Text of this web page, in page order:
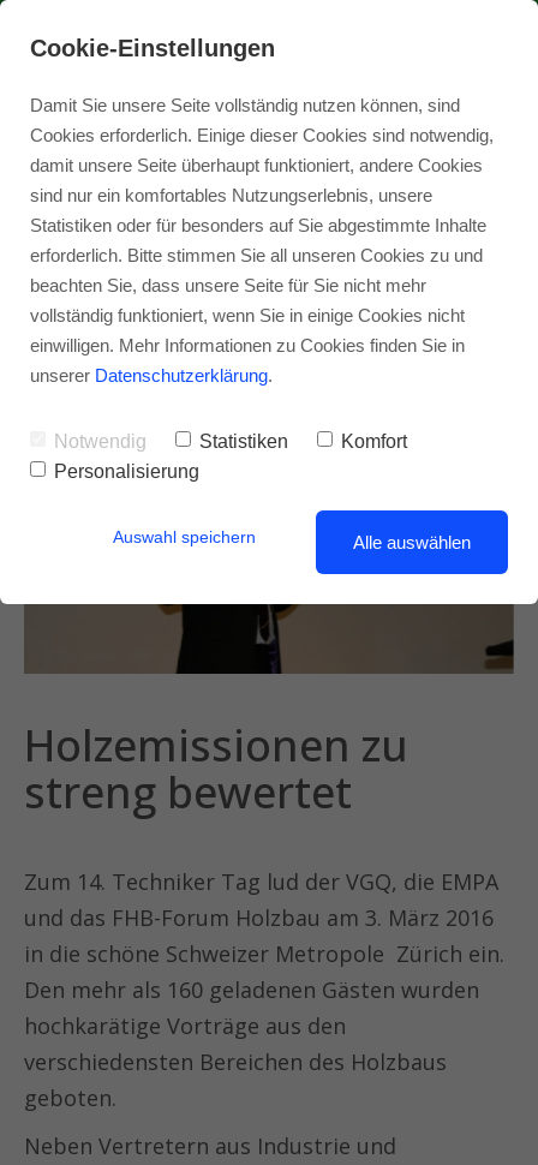
07161 - 4018150
Holzemissionen zu
streng bewertet
Zum 14. Techniker Tag lud der VGQ, die EMPA
und das FHB-Forum Holzbau am 3. März 2016
in die schöne Schweizer Metropole Zürich ein.
Den mehr als 160 geladenen Gästen wurden
hochkarätige Vorträge aus den
verschiedensten Bereichen des Holzbaus
geboten.
Neben Vertretern aus Industrie und
Cookie-Einstellungen
Damit Sie unsere Seite vollständig nutzen können, sind
Cookies erforderlich. Einige dieser Cookies sind notwendig,
damit unsere Seite überhaupt funktioniert, andere Cookies
sind nur ein komfortables Nutzungserlebnis, unsere
Statistiken oder für besonders auf Sie abgestimmte Inhalte
erforderlich. Bitte stimmen Sie all unseren Cookies zu und
beachten Sie, dass unsere Seite für Sie nicht mehr
vollständig funktioniert, wenn Sie in einige Cookies nicht
einwilligen. Mehr Informationen zu Cookies finden Sie in
unserer Datenschutzerklärung.
Notwendig Statistiken
Komfort
Personalisierung
Auswahl speichern Alle auswählen